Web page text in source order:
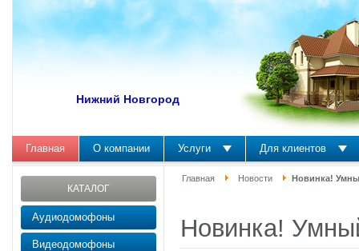
Нижний Новгород
Главная О компании Услуги Для клиентов
Главная Новости Новинка!
Новинка!
КАТАЛОГ
Аудиодомофоны
Видеодомофоны